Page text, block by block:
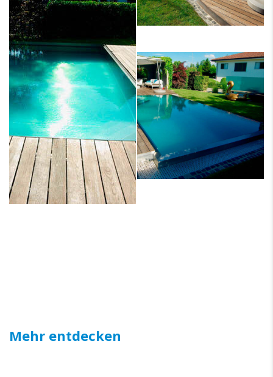
Mehr entdecken